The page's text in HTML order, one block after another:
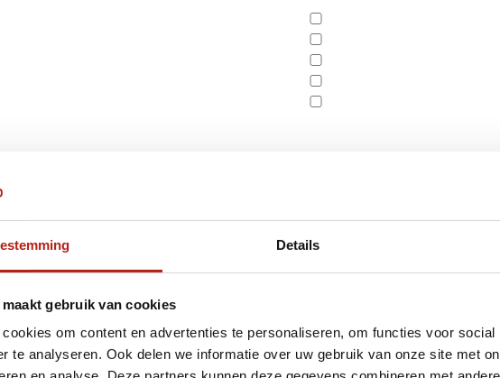
Details
gebruik van cookies
om content en advertenties te personaliseren, om functies voor
te analyseren. Ook delen we informatie over uw gebruik van onze site met
getagd met Amateur (Kick)Bokshandschoenen - Zwart/